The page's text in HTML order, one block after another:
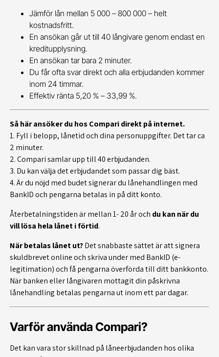
Jämför lån mellan 5 000 – 800 000 – helt
kostnadsfritt.
En ansökan går ut till 40 långivare genom endast en
kreditupplysning.
En ansökan tar bara 2 minuter.
Du får ofta svar direkt och alla erbjudanden kommer
inom 24 timmar.
Effektiv ränta 5,20 % – 33,99 %.
Så här ansöker du hos Compari direkt på internet.
1. Fyll i belopp, lånetid och dina personuppgifter. Det tar ca
2 minuter.
2. Compari samlar upp till 40 erbjudanden.
3. Du kan välja det erbjudandet som passar dig bäst.
4. Är du nöjd med budet signerar du lånehandlingen med
BankID och pengarna betalas in på ditt konto.
Återbetalningstiden är mellan 1- 20 år och du kan när du
vill lösa hela lånet i förtid.
När betalas lånet ut?Det snabbaste sättet är att signera
skuldbrevet online och skriva under med BankID (e-
legitimation) och få pengarna överförda till ditt bankkonto.
När banken eller långivaren mottagit din påskrivna
lånehandling betalas pengarna ut inom ett par dagar.
Varför använda Compari?
Det kan vara stor skillnad på låneerbjudanden hos olika